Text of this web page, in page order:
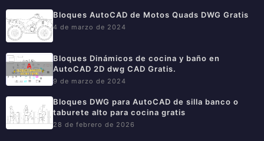
Bloques AutoCAD de Motos Quads DWG Gratis
4 de marzo de 2024
Bloques Dinámicos de cocina y baño en
AutoCAD 2D dwg CAD Gratis.
9 de marzo de 2024
Bloques DWG para AutoCAD de silla banco o
taburete alto para cocina gratis
28 de febrero de 2026